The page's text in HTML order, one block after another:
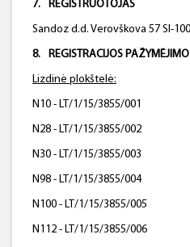
7. REGISTRUOTOJAS
Sandoz d.d. Verovškova 57 SI-
8. REGISTRACIJOS PAŽYMĖJIMO
Lizdinė plokštelė:
N10 - LT/1/15/3855/001
N28 - LT/1/15/3855/002
N30 - LT/1/15/3855/003
N98 - LT/1/15/3855/004
N100 - LT/1/15/3855/005
N112 - LT/1/15/3855/006